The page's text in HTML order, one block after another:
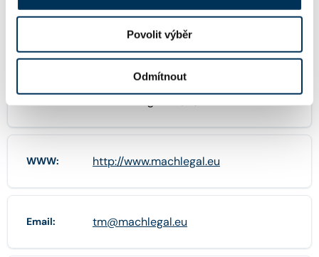
Povolit výběr
Odmítnout
24241474
WWW: http://www.machlegal.eu
Email: tm@machlegal.eu